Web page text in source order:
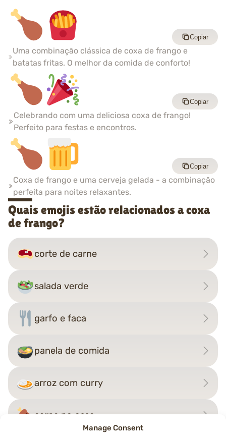
Manage Consent
Uma combinação clássica de coxa de frango e
batatas fritas. O melhor da comida de conforto!
Copiar
Celebrando com uma deliciosa coxa de frango!
Perfeito para festas e encontros.
Copiar
Coxa de frango e uma cerveja gelada - a combinação
perfeita para noites relaxantes.
Copiar
Quais emojis estão relacionados a coxa
de frango?
corte de carne
salada verde
garfo e faca
panela de comida
arroz com curry
carne no osso